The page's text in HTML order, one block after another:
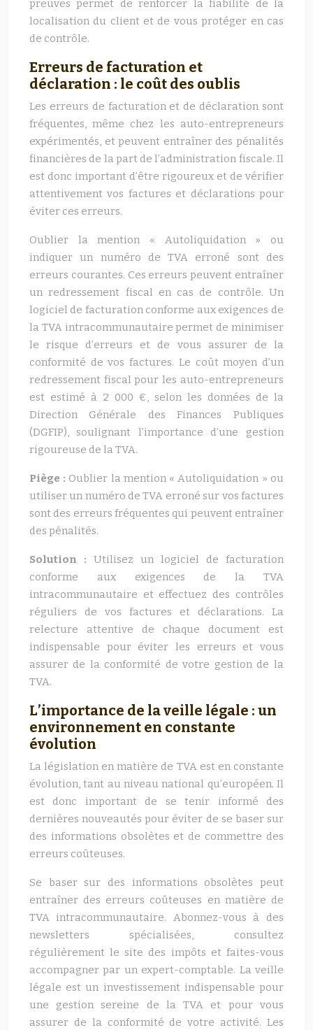
preuves permet de renforcer la fiabilité de la
localisation du client et de vous protéger en cas
de contrôle.
Erreurs de facturation et
déclaration : le coût des oublis
Les erreurs de facturation et de déclaration sont
fréquentes, même chez les auto-entrepreneurs
expérimentés, et peuvent entraîner des pénalités
financières de la part de l’administration fiscale. Il
est donc important d’être rigoureux et de vérifier
attentivement vos factures et déclarations pour
éviter ces erreurs.
Oublier la mention « Autoliquidation » ou
indiquer un numéro de TVA erroné sont des
erreurs courantes. Ces erreurs peuvent entraîner
un redressement fiscal en cas de contrôle. Un
logiciel de facturation conforme aux exigences de
la TVA intracommunautaire permet de minimiser
le risque d’erreurs et de vous assurer de la
conformité de vos factures. Le coût moyen d’un
redressement fiscal pour les auto-entrepreneurs
est estimé à 2 000 €, selon les données de la
Direction Générale des Finances Publiques
(DGFIP), soulignant l’importance d’une gestion
rigoureuse de la TVA.
Piège : Oublier la mention « Autoliquidation » ou
utiliser un numéro de TVA erroné sur vos factures
sont des erreurs fréquentes qui peuvent entraîner
des pénalités.
Solution : Utilisez un logiciel de facturation
conforme aux exigences de la TVA
intracommunautaire et effectuez des contrôles
réguliers de vos factures et déclarations. La
relecture attentive de chaque document est
indispensable pour éviter les erreurs et vous
assurer de la conformité de votre gestion de la
TVA.
L’importance de la veille légale : un
environnement en constante
évolution
La législation en matière de TVA est en constante
évolution, tant au niveau national qu’européen. Il
est donc important de se tenir informé des
dernières nouveautés pour éviter de se baser sur
des informations obsolètes et de commettre des
erreurs coûteuses.
Se baser sur des informations obsolètes peut
entraîner des erreurs coûteuses en matière de
TVA intracommunautaire. Abonnez-vous à des
newsletters spécialisées, consultez
régulièrement le site des impôts et faites-vous
accompagner par un expert-comptable. La veille
légale est un investissement indispensable pour
une gestion sereine de la TVA et pour vous
assurer de la conformité de votre activité. Les